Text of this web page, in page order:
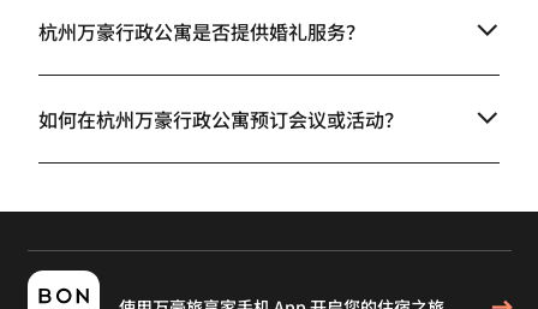
杭州万豪行政公寓是否提供婚礼服务？
如何在杭州万豪行政公寓预订会议或活动？